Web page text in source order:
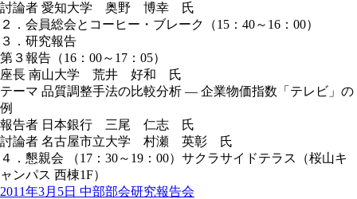
討論者 愛知大学 奥野 博幸 氏
２．会員総会とコーヒー・ブレーク（15：40～16：00）
３．研究報告
第３報告（16：00～17：05）
座長 南山大学 荒井 好和 氏
テーマ 品質調整手法の比較分析 ― 企業物価指数「テレビ」の
例
報告者 日本銀行 三尾 仁志 氏
討論者 名古屋市立大学 村瀬 英彰 氏
４．懇親会 （17：30～19：00）サクラサイドテラス（桜山キ
ャンパス 西棟1F）
2011年3月5日 中部部会研究報告会